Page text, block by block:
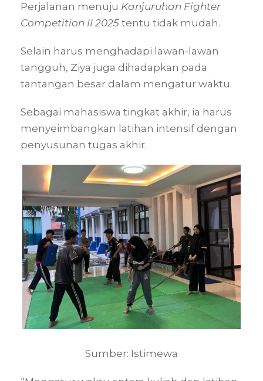
Perjalanan menuju Kanjuruhan Fighter
Competition II 2025 tentu tidak mudah.
Selain harus menghadapi lawan-lawan
tangguh, Ziya juga dihadapkan pada
tantangan besar dalam mengatur waktu.
Sebagai mahasiswa tingkat akhir, ia harus
menyeimbangkan latihan intensif dengan
penyusunan tugas akhir.
Sumber: Istimewa